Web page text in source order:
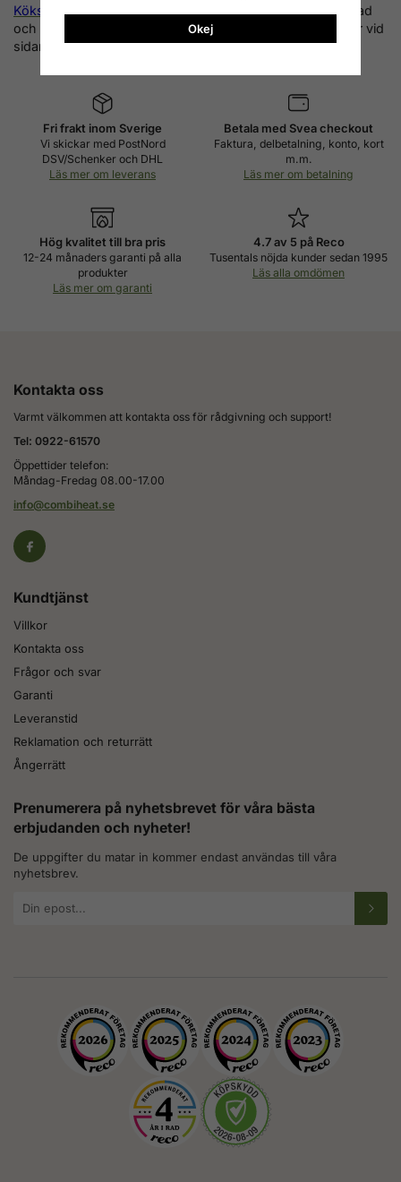
Kökspanna NG KEN-23
består av en vattenmantlad eldstad
och en konvektionsdel med 2 st vattenmantlade sektioner vid
sidan av eldstaden.
Fri frakt inom Sverige
Vi skickar med PostNord
DSV/Schenker och DHL
Läs mer om leverans
Betala med Svea checkout
Faktura, delbetalning, konto, kort
m.m.
Läs mer om betalning
Hög kvalitet till bra pris
12-24 månaders garanti på alla
produkter
Läs mer om garanti
4.7 av 5 på Reco
Tusentals nöjda kunder sedan 1995
Läs alla omdömen
Kontakta oss
Varmt välkommen att kontakta oss för rådgivning och support!
Tel: 0922-61570
Öppettider telefon:
Måndag-Fredag 08.00-17.00
info@combiheat.se
Kundtjänst
Villkor
Kontakta oss
Frågor och svar
Garanti
Leveranstid
Reklamation och returrätt
Ångerrätt
Prenumerera på nyhetsbrevet för våra bästa
erbjudanden och nyheter!
De uppgifter du matar in kommer endast användas till våra
nyhetsbrev.
postadress
Okej